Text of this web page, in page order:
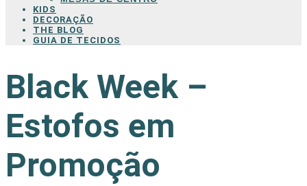
KIDS
DECORAÇÃO
THE BLOG
GUIA DE TECIDOS
Black Week –
Estofos em
Promoção